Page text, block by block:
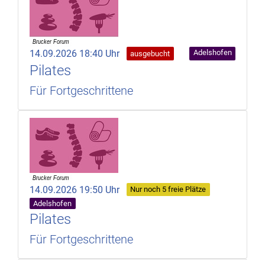
14.09.2026 18:40 Uhr ausgebucht Adelshofen
Pilates
Für Fortgeschrittene
14.09.2026 19:50 Uhr
Nur noch 5 freie Plätze
Adelshofen
Pilates
Für Fortgeschrittene